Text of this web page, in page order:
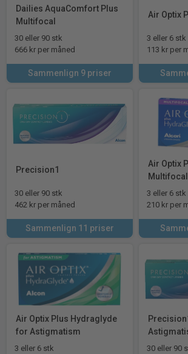
Dailies AquaComfort Plus
Multifocal
30 eller 90 stk
666 kr per måned
Sammenlign 9 priser
Air Optix
3 eller 6 stk
113 kr per
Precision1
30 eller 90 stk
462 kr per måned
Sammenlign 11 priser
Air Optix
Multifocal
3 eller 6 stk
210 kr per
Air Optix Plus Hydraglyde
for Astigmatism
3 eller 6 stk
30 eller 90